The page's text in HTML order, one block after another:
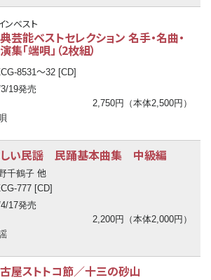
ンベスト
芸能ベストセレクション 名手・名曲・
集「端唄」（2枚組）
8531〜32 [CD]
19発売
2,750円（本体2,500円）
い民謡 民踊基本曲集 中級編
千鶴子 他
777 [CD]
17発売
2,200円（本体2,000円）
屋ストトコ節／十三の砂山